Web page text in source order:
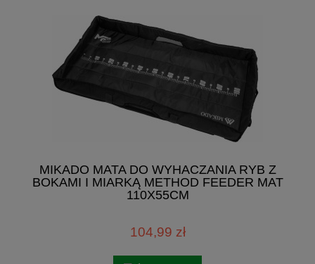
MIKADO MATA DO WYHACZANIA RYB Z
BOKAMI I MIARKĄ METHOD FEEDER MAT
110X55CM
104,99 zł